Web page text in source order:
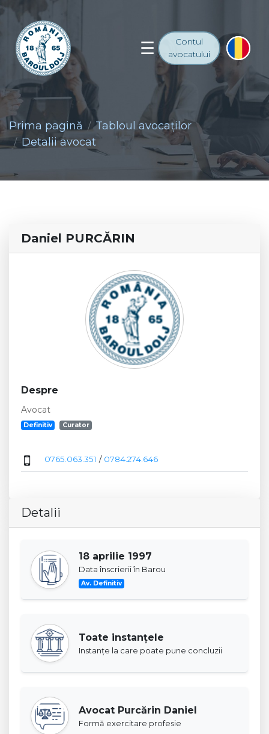
Contul
avocatului
Prima pagină
Tabloul avocaţilor
Detalii avocat
Daniel PURCĂRIN
Despre
Avocat
Definitiv Curator
0765.063.351 / 0784.274.646
Detalii
18 aprilie 1997
Data înscrierii în Barou
Av. Definitiv
Toate instanţele
Instanţe la care poate pune concluzii
Avocat Purcărin Daniel
Formă exercitare profesie